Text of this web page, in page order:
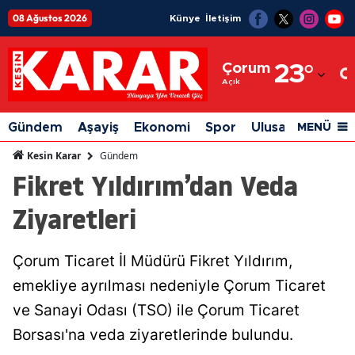
08 Ağustos 2026 Künye İletişim
Çorum
Açık 23°
Adıyaman
Afyonkarahisar
Ağrı
Amasya
Aydın
Balıkesir
Gündem Aşayiş Ekonomi Spor Ulusal Siyaset
MENÜ
Kesin Karar Gündem
Fikret Yıldırım’dan Veda
Ziyaretleri
Çorum Ticaret İl Müdürü Fikret Yıldırım,
emekliye ayrılması nedeniyle Çorum Ticaret
ve Sanayi Odası (TSO) ile Çorum Ticaret
Borsası'na veda ziyaretlerinde bulundu.